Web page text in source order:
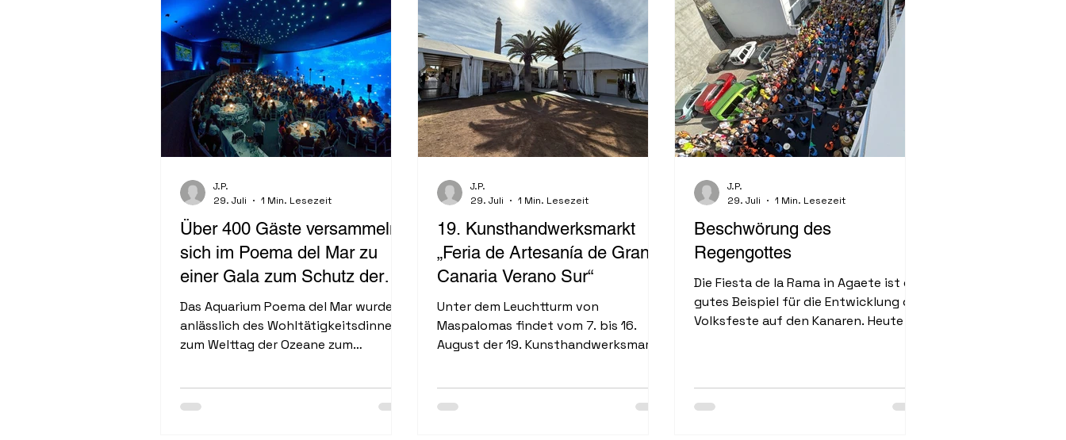
Über 400 Gäste versammeln
sich im Poema del Mar zu
einer Gala zum Schutz der
Ozeane und der marinen
Biodiversität
Das Aquarium Poema del Mar wurde
anlässlich des Wohltätigkeitsdinners
zum Welttag der Ozeane zum
Teilnehmer aus Politik, Wirtschaft
J.P.
29. Juli
1 Min. Lesezeit
19. Kunsthandwerksmarkt
„Feria de Artesanía de Gran
Canaria Verano Sur“
Unter dem Leuchtturm von
Maspalomas findet vom 7. bis 16.
August der 19. Kunsthandwerksmarkt
und Handwerker der verschiedensten
J.P.
29. Juli
1 Min. Lesezeit
Beschwörung des
Regengottes
Die Fiesta de la Rama in Agaete ist ein
gutes Beispiel für die Entwicklung der
Volksfeste auf den Kanaren. Heute ist
aus dem Tal zu holen....
J.P.
29. Juli
1 Min. Lesezeit